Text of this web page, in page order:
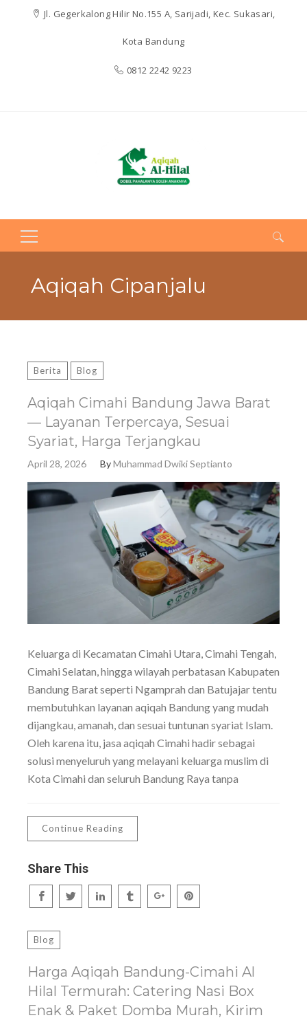
Jl. Gegerkalong Hilir No.155 A, Sarijadi, Kec. Sukasari,
Kota Bandung
0812 2242 9223
Search
Aqiqah Cipanjalu
Berita Blog
Aqiqah Cimahi Bandung Jawa Barat
— Layanan Terpercaya, Sesuai
Syariat, Harga Terjangkau
April 28, 2026 ByMuhammad Dwiki Septianto
Keluarga di Kecamatan Cimahi Utara, Cimahi Tengah,
Cimahi Selatan, hingga wilayah perbatasan Kabupaten
Bandung Barat seperti Ngamprah dan Batujajar tentu
membutuhkan layanan aqiqah Bandung yang mudah
dijangkau, amanah, dan sesuai tuntunan syariat Islam.
Oleh karena itu, jasa aqiqah Cimahi hadir sebagai
solusi menyeluruh yang melayani keluarga muslim di
Kota Cimahi dan seluruh Bandung Raya tanpa
Continue Reading
Share This
Blog
Harga Aqiqah Bandung-Cimahi Al
Hilal Termurah: Catering Nasi Box
Enak & Paket Domba Murah, Kirim